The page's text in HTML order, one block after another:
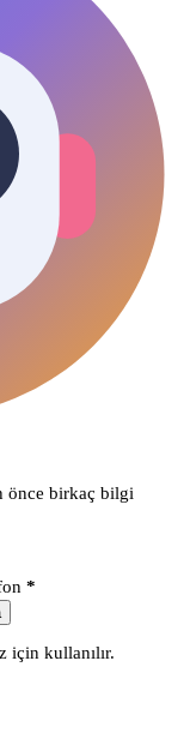
önce birkaç bilgi
*
için kullanılır.